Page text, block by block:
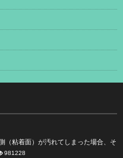
（粘着面）が汚れてしまった場合、そ
981228